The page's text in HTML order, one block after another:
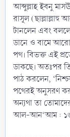
আব্দুল্লাহ ইবনু
রাসূল (ছাল্লাল্লাহু
টানলেন এবং
ডানে ও বামে
পথ। বিভক্ত এই
ডাকছে। অতঃপর
পাঠ করলেন,
পথেরই অনুসরণ
অন্যথা তা
আল-আন‘আম :